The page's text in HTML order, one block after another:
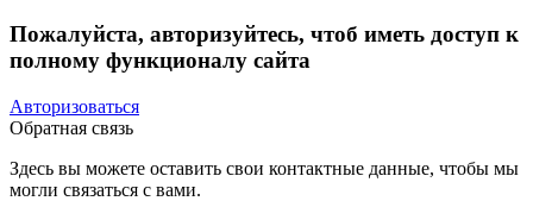
Пожалуйста, авторизуйтесь, чтоб иметь доступ к
полному функционалу сайта
Авторизоваться
Обратная связь
Здесь вы можете оставить свои контактные данные, чтобы мы
могли связаться с вами.